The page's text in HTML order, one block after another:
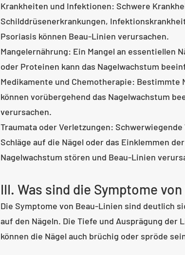
Krankheiten und Infektionen: Schwere
Schilddrüsenerkrankungen,
Psoriasis können Beau-Linien verursachen.
Mangelernährung: Ein Mangel an essentiellen
oder Proteinen kann das Nagelwachstum
Medikamente und Chemotherapie: Bestimmte
können vorübergehend das Nagelwachstum
verursachen.
Traumata oder Verletzungen:
Schläge auf die Nägel oder das Einklemmen
Nagelwachstum stören und Beau-Linien
III. Was sind die Symptome
Die Symptome von Beau-Linien sind deutlich
auf den Nägeln. Die Tiefe und Ausprägung der
können die Nägel auch brüchig oder spröde